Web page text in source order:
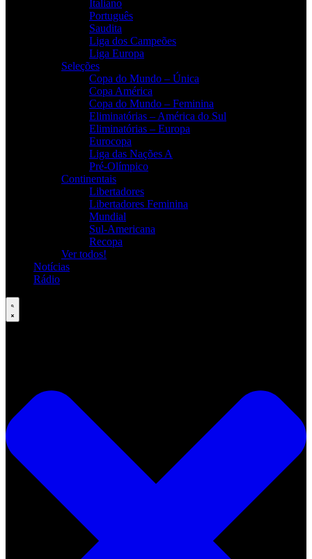
Italiano
Português
Saudita
Liga dos Campeões
Liga Europa
Seleções
Copa do Mundo – Única
Copa América
Copa do Mundo – Feminina
Eliminatórias – América do Sul
Eliminatórias – Europa
Eurocopa
Liga das Nações A
Pré-Olímpico
Continentais
Libertadores
Libertadores Feminina
Mundial
Sul-Americana
Recopa
Ver todos!
Notícias
Rádio